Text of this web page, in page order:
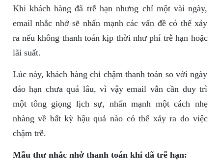
Khi khách hàng đã trễ hạn nhưng chỉ một vài ngày,
email nhắc nhở sẽ nhấn mạnh các vấn đề có thể xảy
ra nếu không thanh toán kịp thời như phí trễ hạn hoặc
lãi suất.
Lúc này, khách hàng chỉ chậm thanh toán so với ngày
đáo hạn chưa quá lâu, vì vậy email vẫn cần duy trì
một tông giọng lịch sự, nhấn mạnh một cách nhẹ
nhàng về bất kỳ hậu quả nào có thể xảy ra do việc
chậm trễ.
Mẫu thư nhắc nhở thanh toán khi đã trễ hạn: